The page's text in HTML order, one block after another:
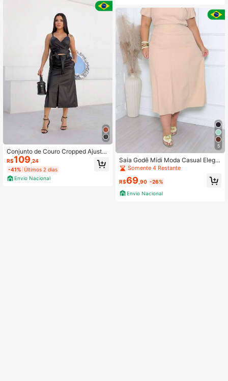
Conjunto de Couro Cropped Ajuste
Laço com Saia Mídi Barra Fenda Pa
ssante com Cinto
R$109,24
-41% Últimos 2 dias
Envio Nacional
5
Saia Godê Mídi Moda Casual Elega
nte Plus Size Bolso Frontal Cintura
Alta Barra Fenda
Somente 4 Restante
R$69 ,90 -26%
Envio Nacional